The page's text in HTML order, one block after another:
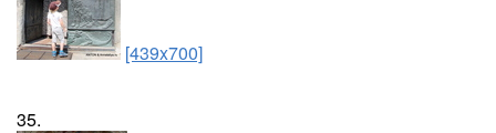
[439x700]
35.